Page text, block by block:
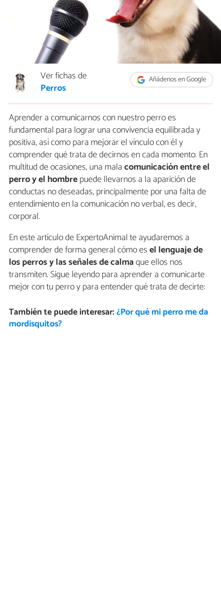
Añádenos en Google
Ver fichas de
Perros
Aprender a comunicarnos con nuestro perro es
fundamental para lograr una convivencia equilibrada y
positiva, así como para mejorar el vínculo con él y
comprender qué trata de decirnos en cada momento. En
multitud de ocasiones, una malacomunicación entre el
perro y el hombrepuede llevarnos a la aparición de
conductas no deseadas, principalmente por una falta de
entendimiento en la comunicación no verbal, es decir,
corporal.
En este artículo de ExpertoAnimal te ayudaremos a
comprender de forma general cómo esel lenguaje de
los perros y las señales de calmaque ellos nos
transmiten. Sigue leyendo para aprender a comunicarte
mejor con tu perro y para entender qué trata de decirte:
También te puede interesar:¿Por qué mi perro me da
mordisquitos?